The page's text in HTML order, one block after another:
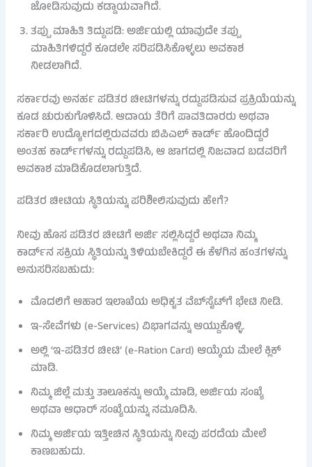
ಜೋಡಿಸುವುದು ಕಡ್ಡಾಯವಾಗಿದೆ.
ತಪ್ಪು ಮಾಹಿತಿ ತಿದ್ದುಪಡಿ: ಅರ್ಜಿಯಲ್ಲಿ ಯಾವುದೇ ತಪ್ಪು
ಮಾಹಿತಿಗಳಿದ್ದರೆ ಕೂಡಲೇ ಸರಿಪಡಿಸಿಕೊಳ್ಳಲು ಅವಕಾಶ
ನೀಡಲಾಗಿದೆ.
ಸರ್ಕಾರವು ಅನರ್ಹ ಪಡಿತರ ಚೀಟಿಗಳನ್ನು ರದ್ದುಪಡಿಸುವ ಪ್ರಕ್ರಿಯೆಯನ್ನು
ಕೂಡ ಚುರುಕುಗೊಳಿಸಿದೆ. ಆದಾಯ ತೆರಿಗೆ ಪಾವತಿದಾರರು ಅಥವಾ
ಸರ್ಕಾರಿ ಉದ್ಯೋಗದಲ್ಲಿರುವವರು ಬಿಪಿಎಲ್ ಕಾರ್ಡ್ ಹೊಂದಿದ್ದರೆ
ಅಂತಹ ಕಾರ್ಡ್‌ಗಳನ್ನು ರದ್ದುಪಡಿಸಿ, ಆ ಜಾಗದಲ್ಲಿ ನಿಜವಾದ ಬಡವರಿಗೆ
ಅವಕಾಶ ಮಾಡಿಕೊಡಲಾಗುತ್ತಿದೆ.
ಪಡಿತರ ಚೀಟಿಯ ಸ್ಥಿತಿಯನ್ನು ಪರಿಶೀಲಿಸುವುದು ಹೇಗೆ?
ನೀವು ಹೊಸ ಪಡಿತರ ಚೀಟಿಗೆ ಅರ್ಜಿ ಸಲ್ಲಿಸಿದ್ದರೆ ಅಥವಾ ನಿಮ್ಮ
ಕಾರ್ಡ್‌ನ ಸಕ್ರಿಯ ಸ್ಥಿತಿಯನ್ನು ತಿಳಿಯಬೇಕಿದ್ದರೆ ಈ ಕೆಳಗಿನ ಹಂತಗಳನ್ನು
ಅನುಸರಿಸಬಹುದು:
ಮೊದಲಿಗೆ ಆಹಾರ ಇಲಾಖೆಯ ಅಧಿಕೃತ ವೆಬ್‌ಸೈಟ್‌ಗೆ ಭೇಟಿ ನೀಡಿ.
ಇ-ಸೇವೆಗಳು (e-Services) ವಿಭಾಗವನ್ನು ಆಯ್ದುಕೊಳ್ಳಿ.
ಅಲ್ಲಿ ‘ಇ-ಪಡಿತರ ಚೀಟಿ’ (e-Ration Card) ಆಯ್ಕೆಯ ಮೇಲೆ ಕ್ಲಿಕ್
ಮಾಡಿ.
ನಿಮ್ಮ ಜಿಲ್ಲೆ ಮತ್ತು ತಾಲೂಕನ್ನು ಆಯ್ಕೆ ಮಾಡಿ, ಅರ್ಜಿಯ ಸಂಖ್ಯೆ
ಅಥವಾ ಆಧಾರ್ ಸಂಖ್ಯೆಯನ್ನು ನಮೂದಿಸಿ.
ನಿಮ್ಮ ಅರ್ಜಿಯ ಇತ್ತೀಚಿನ ಸ್ಥಿತಿಯನ್ನು ನೀವು ಪರದೆಯ ಮೇಲೆ
ಕಾಣಬಹುದು.